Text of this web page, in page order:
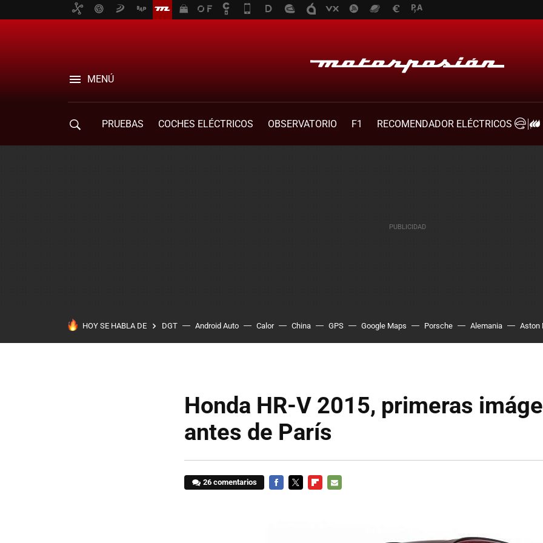
MENÚ
PRUEBAS COCHES ELÉCTRICOS OBSERVATORIO F1
RECOMENDADOR ELÉCTRICOS
HOY SE HABLA DE DGT Android Auto Calor China GPS Google Maps Porsche Alemania Aston
Honda HR-V 2015, primeras
antes de París
26 comentarios